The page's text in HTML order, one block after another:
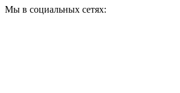
Мы в социальных сетях: